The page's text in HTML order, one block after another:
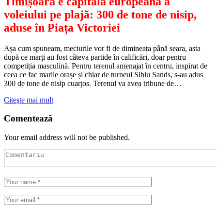
voleiului pe plajă: 300 de tone de nisip,
aduse în Piața Victoriei
Așa cum spuneam, meciurile vor fi de dimineața până seara, asta
după ce marți au fost câteva partide în calificări, doar pentru
competiția masculină. Pentru terenul amenajat în centru, inspirat de
ceea ce fac marile orașe și chiar de turneul Sibiu Sands, s-au adus
300 de tone de nisip cuarțos. Terenul va avea tribune de…
Citeşte mai mult
Comentează
Your email address will not be published.